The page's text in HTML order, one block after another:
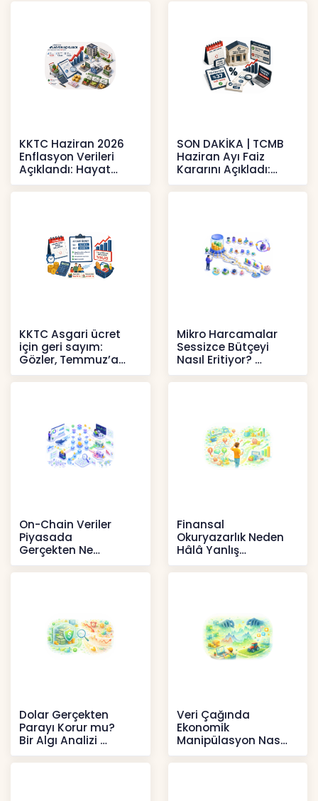
KKTC Haziran 2026
Enflasyon Verileri
Açıklandı: Hayat
Pahalılığı Yükselişini
Sür
SON DAKİKA | TCMB
Haziran Ayı Faiz
Kararını Açıkladı:
Politika Faizi Yüzde
37’de
KKTC Asgari ücret
için geri sayım:
Gözler, Temmuz’a
yansıması beklenen
artışta
Mikro Harcamalar
Sessizce Bütçeyi
Nasıl Eritiyor?
İçerikler
On-Chain Veriler
Piyasada
Gerçekten Ne
Anlatır?
Kripto
Finansal
Okuryazarlık Neden
Hâlâ Yanlış
Anlaşılıyor?
İçerikler
Dolar Gerçekten
Parayı Korur mu?
Bir Algı Analizi
İçerikler
Veri Çağında
Ekonomik
Manipülasyon Nasıl
Şekil Değiştirdi?
İçerikler